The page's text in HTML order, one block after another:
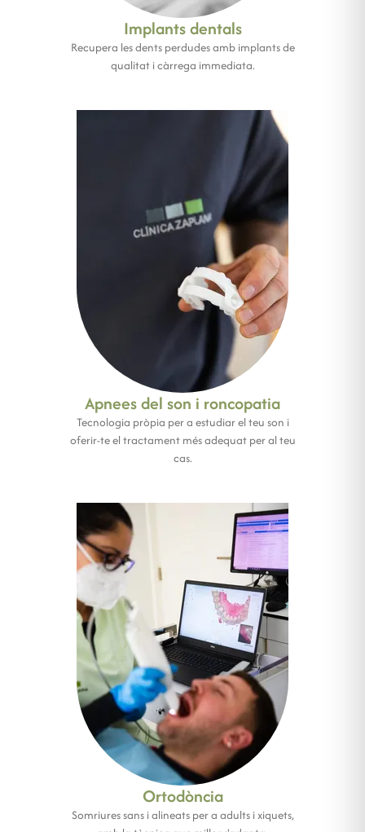
Implants dentals
Recupera les dents perdudes amb implants de
qualitat i càrrega immediata.
Apnees del son i roncopatia
Tecnologia pròpia per a estudiar el teu son i
oferir-te el tractament més adequat per al teu
cas.
Ortodòncia
Somriures sans i alineats per a adults i xiquets,